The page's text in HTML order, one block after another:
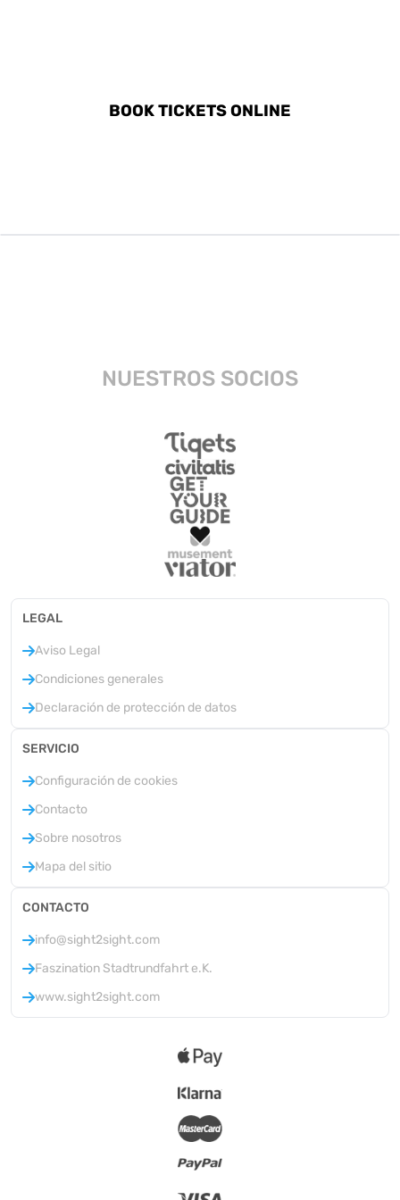
BOOK TICKETS ONLINE
NUESTROS SOCIOS
LEGAL
Aviso Legal
Condiciones generales
Declaración de protección de datos
SERVICIO
Configuración de cookies
Contacto
Sobre nosotros
Mapa del sitio
CONTACTO
info@sight2sight.com
Faszination Stadtrundfahrt e.K.
www.sight2sight.com